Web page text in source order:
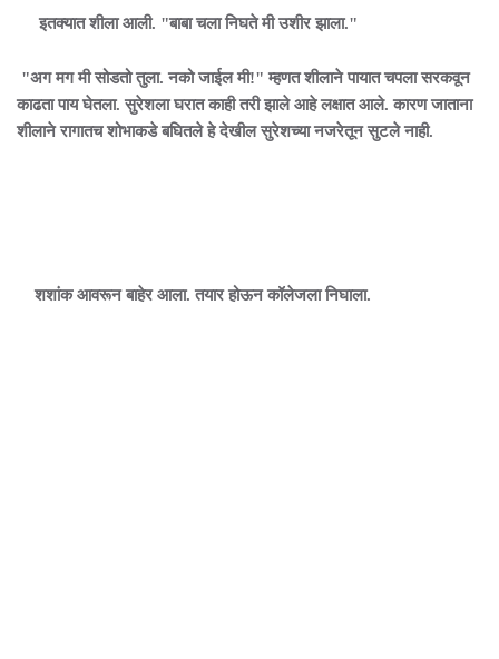
इतक्यात शीला आली. "बाबा चला निघते मी उशीर झाला."
"अग मग मी सोडतो तुला. नको जाईल मी!" म्हणत शीलाने पायात चपला सरकवून
काढता पाय घेतला. सुरेशला घरात काही तरी झाले आहे लक्षात आले. कारण जाताना
शीलाने रागातच शोभाकडे बघितले हे देखील सुरेशच्या नजरेतून सुटले नाही.
शशांक आवरून बाहेर आला. तयार होऊन कॉलेजला निघाला.